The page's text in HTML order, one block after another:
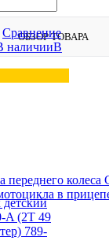
Сравнение
В
ОБЗОР ТОВАРА